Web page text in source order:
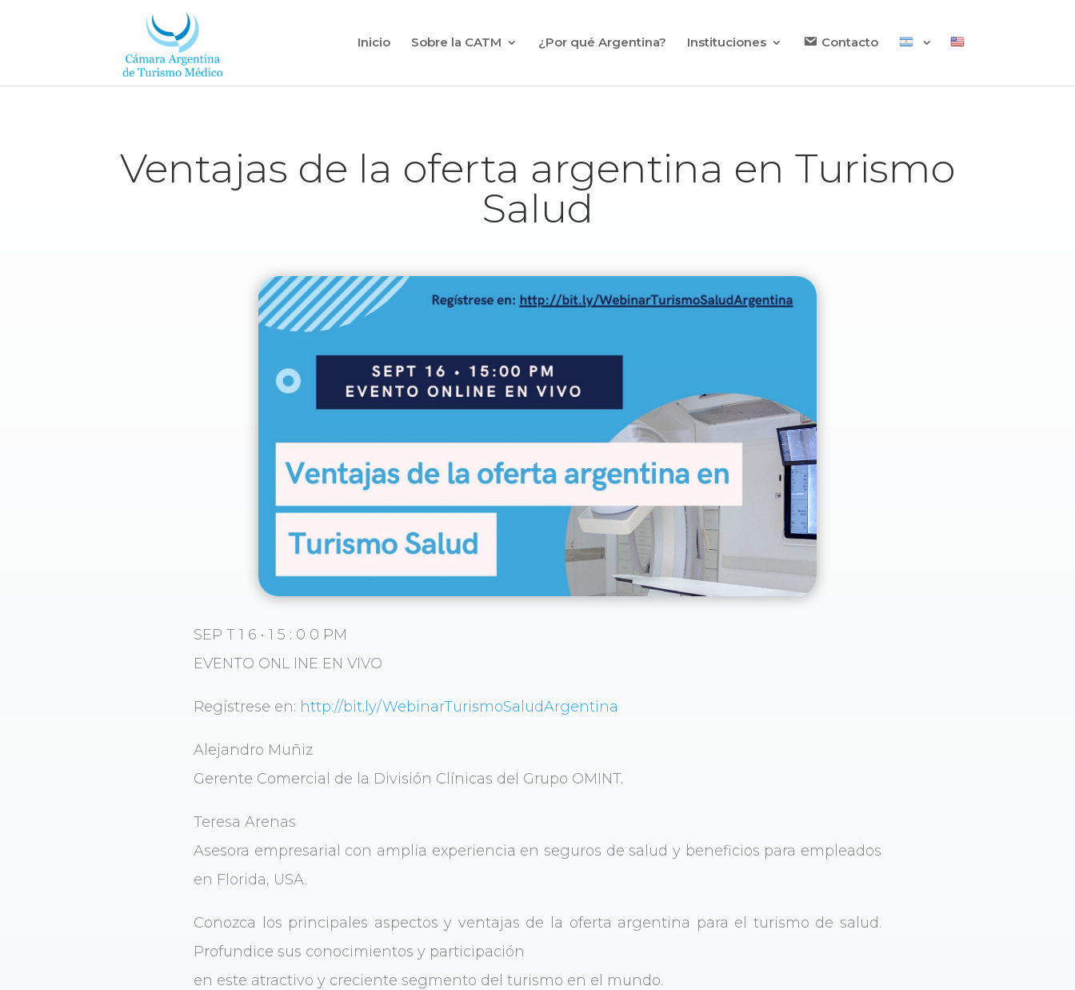
Inicio Sobre la CATM ¿Por qué Argentina? Instituciones Contacto
Ventajas de la oferta argentina en Turismo
Salud
SEP T 1 6 • 1 5 : 0 0 PM
EVENTO ONL INE EN VIVO
Regístrese en: http://bit.ly/WebinarTurismoSaludArgentina
Alejandro Muñiz
Gerente Comercial de la División Clínicas del Grupo OMINT.
Teresa Arenas
Asesora empresarial con amplia experiencia en seguros de salud y beneficios para empleados
en Florida, USA.
Conozca los principales aspectos y ventajas de la oferta argentina para el turismo de salud.
Profundice sus conocimientos y participación
en este atractivo y creciente segmento del turismo en el mundo.